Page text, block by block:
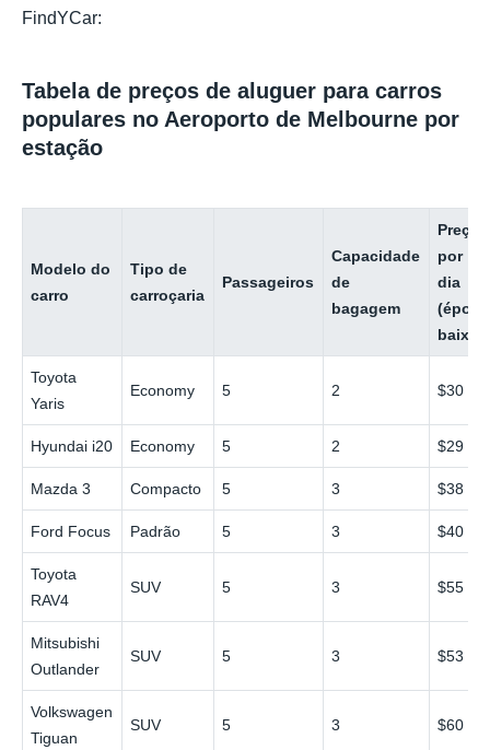
FindYCar:
Tabela de preços de aluguer para carros
populares no Aeroporto de Melbourne por
estação
Modelo do
carro
Tipo de
carroçaria
Passageiros
Capacidade
de
bagagem
Preço
por
dia
(época
baixa)
Toyota
Yaris
Economy 5 2 $30
Hyundai i20 Economy 5 2 $29
Mazda 3 Compacto 5 3 $38
Ford Focus Padrão 5 3 $40
Toyota
RAV4
SUV 5 3 $55
Mitsubishi
Outlander
SUV 5 3 $53
Volkswagen
Tiguan
SUV 5 3 $60